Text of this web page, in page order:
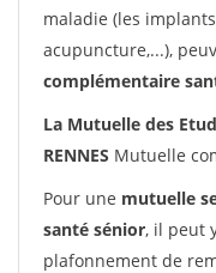
maladie (les
acupuncture,...),
complémentaire
La Mutuelle des
RENNES Mutuelle
Pour une mutuelle
santé sénior, il peut
plafonnement de